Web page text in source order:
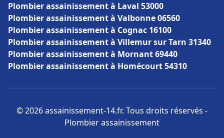
Plombier assainissement à Laval 53000
Plombier assainissement à Valbonne 06560
Plombier assainissement à Cognac 16100
Plombier assainissement à Villemur sur Tarn 31340
Plombier assainissement à Mornant 69440
Plombier assainissement à Homécourt 54310
© 2026 assainissement-14.fr. Tous droits réservés -
Plombier assainissement